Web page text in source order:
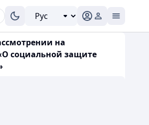
на
социальной защите